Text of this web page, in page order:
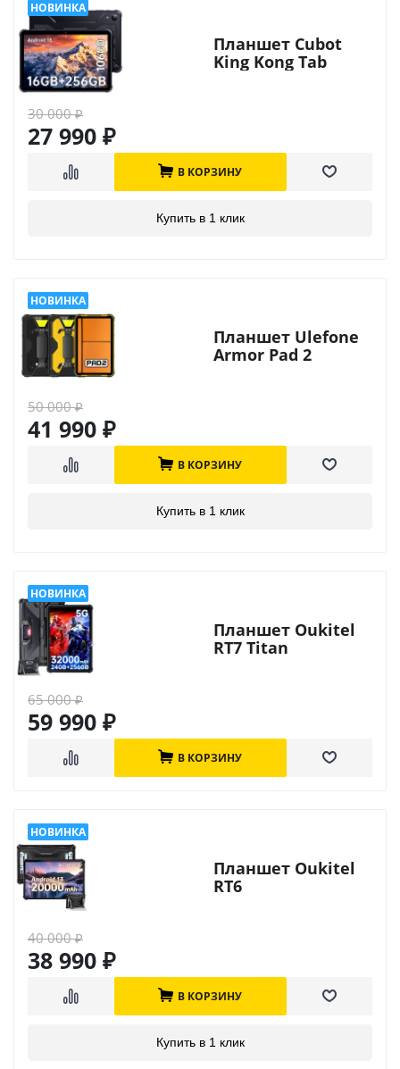
Планшет Cubot
King Kong Tab
30 000₽
27 990 ₽
В КОРЗИНУ
Купить в 1 клик
Планшет Ulefone
Armor Pad 2
50 000₽
41 990 ₽
В КОРЗИНУ
Купить в 1 клик
Планшет Oukitel
RT7 Titan
65 000₽
59 990 ₽
В КОРЗИНУ
Планшет Oukitel
RT6
40 000₽
38 990 ₽
В КОРЗИНУ
Купить в 1 клик